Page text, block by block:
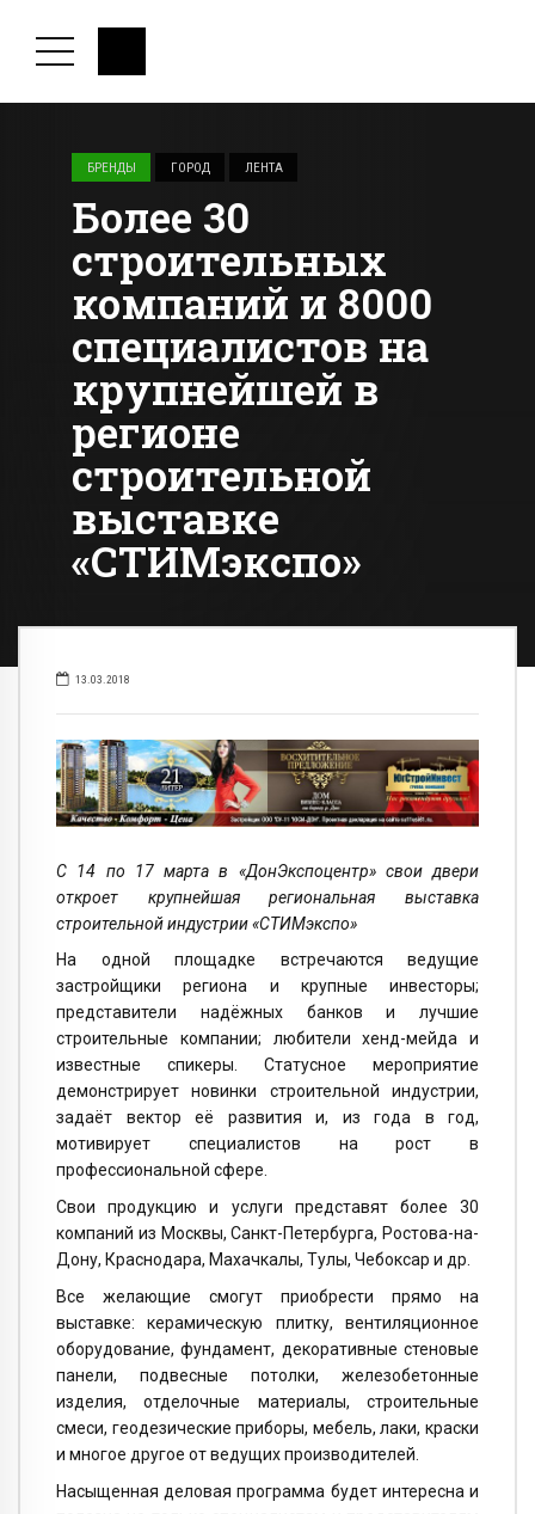
БРЕНДЫ ГОРОД ЛЕНТА
Более 30
строительных
компаний и 8000
специалистов на
крупнейшей в
регионе
строительной
выставке
«СТИМэкспо»
13.03.2018
С 14 по 17 марта в «ДонЭкспоцентр» свои двери
откроет крупнейшая региональная выставка
строительной индустрии «СТИМэкспо»
На одной площадке встречаются ведущие
застройщики региона и крупные инвесторы;
представители надёжных банков и лучшие
строительные компании; любители хенд-мейда и
известные спикеры. Статусное мероприятие
демонстрирует новинки строительной индустрии,
задаёт вектор её развития и, из года в год,
мотивирует специалистов на рост в
профессиональной сфере.
Свои продукцию и услуги представят более 30
компаний из Москвы, Санкт-Петербурга, Ростова-на-
Дону, Краснодара, Махачкалы, Тулы, Чебоксар и др.
Все желающие смогут приобрести прямо на
выставке: керамическую плитку, вентиляционное
оборудование, фундамент, декоративные стеновые
панели, подвесные потолки, железобетонные
изделия, отделочные материалы, строительные
смеси, геодезические приборы, мебель, лаки, краски
и многое другое от ведущих производителей.
Насыщенная деловая программа будет интересна и